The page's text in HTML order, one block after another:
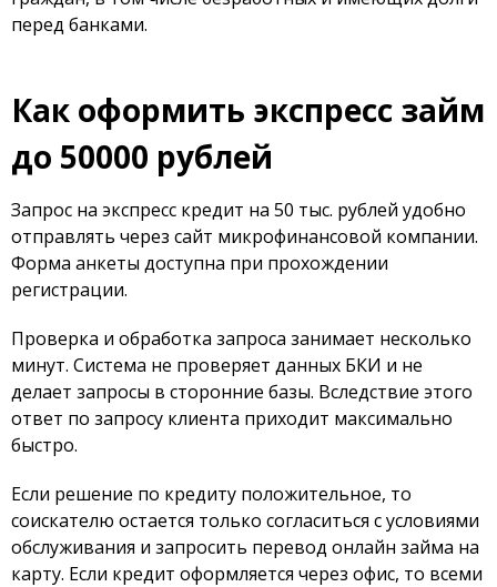
перед банками.
Как оформить экспресс займ
до 50000 рублей
Запрос на экспресс кредит на 50 тыс. рублей удобно
отправлять через сайт микрофинансовой компании.
Форма анкеты доступна при прохождении
регистрации.
Проверка и обработка запроса занимает несколько
минут. Система не проверяет данных БКИ и не
делает запросы в сторонние базы. Вследствие этого
ответ по запросу клиента приходит максимально
быстро.
Если решение по кредиту положительное, то
соискателю остается только согласиться с условиями
обслуживания и запросить перевод онлайн займа на
карту. Если кредит оформляется через офис, то всеми